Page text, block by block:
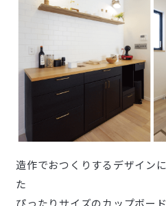
造作でおつくりするデザイン
た
ぴったりサイズのカップボー